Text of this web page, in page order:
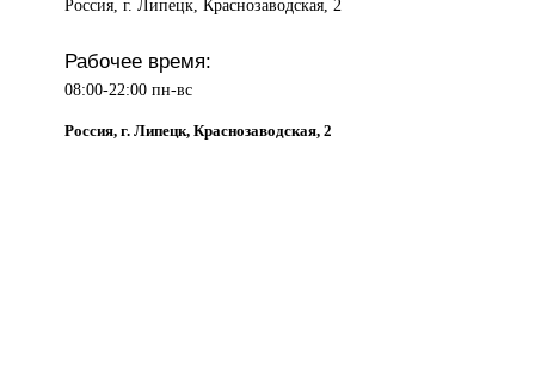
Россия, г. Липецк, Краснозаводская, 2
Рабочее время:
08:00-22:00 пн-вс
Россия, г. Липецк, Краснозаводская, 2